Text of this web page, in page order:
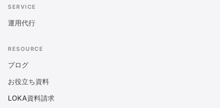
SERVICE
運用代行
RESOURCE
ブログ
お役立ち資料
LOKA資料請求